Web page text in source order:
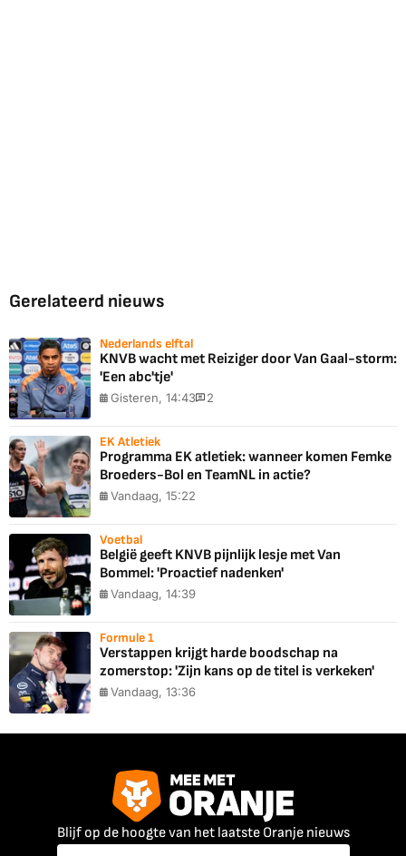
Gerelateerd nieuws
Nederlands elftal
KNVB wacht met Reiziger door Van Gaal-storm:
'Een abc'tje'
Gisteren, 14:43 2
EK Atletiek
Programma EK atletiek: wanneer komen Femke
Broeders-Bol en TeamNL in actie?
Vandaag, 15:22
Voetbal
België geeft KNVB pijnlijk lesje met Van
Bommel: 'Proactief nadenken'
Vandaag, 14:39
Formule 1
Verstappen krijgt harde boodschap na
zomerstop: 'Zijn kans op de titel is verkeken'
Vandaag, 13:36
Blijf op de hoogte van het laatste Oranje nieuws